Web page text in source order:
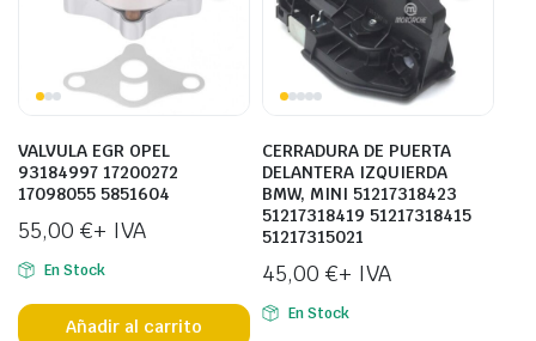
VALVULA EGR OPEL
93184997 17200272
17098055 5851604
55,00 €+ IVA
En Stock
Añadir al carrito
CERRADURA DE PUERTA
DELANTERA IZQUIERDA
BMW, MINI 51217318423
51217318419 51217318415
51217315021
45,00 €+ IVA
En Stock